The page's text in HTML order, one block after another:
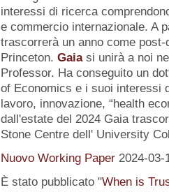
interessi di ricerca
e commercio internazionale. A
trascorrerà un anno come
Princeton. Gaiasi unirà a noi
Professor. Ha conseguito un
of Economics e i suoi interessi
lavoro, innovazione, “health
dall'estate del 2024 Gaia
Stone Centre dell' University
Nuovo Working Paper 2024-03-
È stato pubblicato "When is